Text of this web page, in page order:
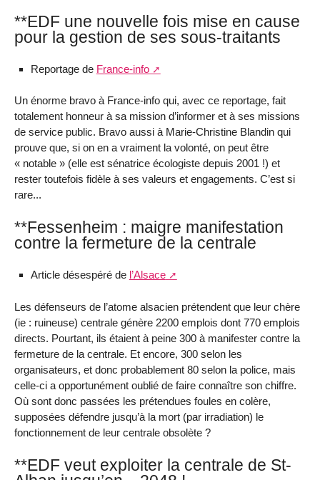
**EDF une nouvelle fois mise en cause
pour la gestion de ses sous-traitants
Reportage de France-info
Un énorme bravo à France-info qui, avec ce reportage, fait
totalement honneur à sa mission d’informer et à ses missions
de service public. Bravo aussi à Marie-Christine Blandin qui
prouve que, si on en a vraiment la volonté, on peut être
« notable » (elle est sénatrice écologiste depuis 2001 !) et
rester toutefois fidèle à ses valeurs et engagements. C’est si
rare...
**Fessenheim : maigre manifestation
contre la fermeture de la centrale
Article désespéré de l’Alsace
Les défenseurs de l’atome alsacien prétendent que leur chère
(ie : ruineuse) centrale génère 2200 emplois dont 770 emplois
directs. Pourtant, ils étaient à peine 300 à manifester contre la
fermeture de la centrale. Et encore, 300 selon les
organisateurs, et donc probablement 80 selon la police, mais
celle-ci a opportunément oublié de faire connaître son chiffre.
Où sont donc passées les prétendues foules en colère,
supposées défendre jusqu’à la mort (par irradiation) le
fonctionnement de leur centrale obsolète ?
**EDF veut exploiter la centrale de St-